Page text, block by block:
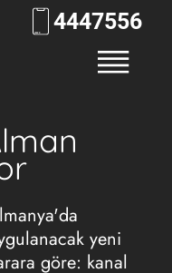
4447556
yeni
göre: kanal